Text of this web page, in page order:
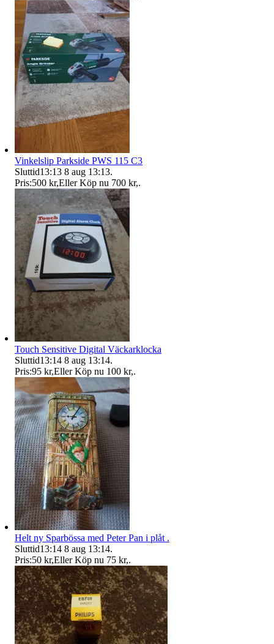
Vinkelslip Parkside PWS 115 C3
Sluttid13:13 8 aug 13:13.
Pris:500 kr,Eller Köp nu 700 kr,.
Touch Sensitive Digital Väckarklocka
Sluttid13:14 8 aug 13:14.
Pris:95 kr,Eller Köp nu 100 kr,.
Helt ny Sparbössa med Peter Pan i plåt .
Sluttid13:14 8 aug 13:14.
Pris:50 kr,Eller Köp nu 75 kr,.